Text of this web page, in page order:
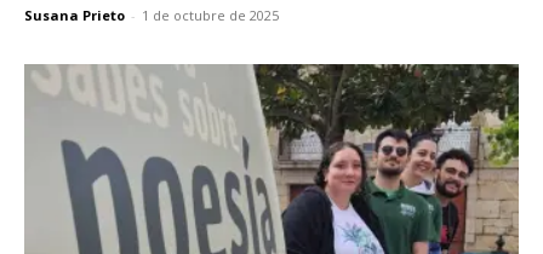
Susana Prieto - 1 de octubre de 2025